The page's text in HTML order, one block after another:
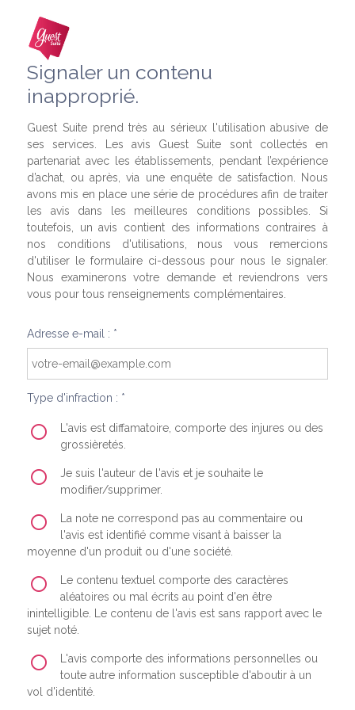
Signaler un contenu
inapproprié.
Guest Suite prend très au sérieux l'utilisation abusive de
ses services. Les avis Guest Suite sont collectés en
partenariat avec les établissements, pendant l’expérience
d’achat, ou après, via une enquête de satisfaction. Nous
avons mis en place une série de procédures afin de traiter
les avis dans les meilleures conditions possibles. Si
toutefois, un avis contient des informations contraires à
nos conditions d'utilisations, nous vous remercions
d'utiliser le formulaire ci-dessous pour nous le signaler.
Nous examinerons votre demande et reviendrons vers
vous pour tous renseignements complémentaires.
Adresse e-mail : *
Type d'infraction : *
L'avis est diffamatoire, comporte des injures ou des
grossièretés.
Je suis l'auteur de l'avis et je souhaite le
modifier/supprimer.
La note ne correspond pas au commentaire ou
l'avis est identifié comme visant à baisser la
moyenne d'un produit ou d'une société.
Le contenu textuel comporte des caractères
aléatoires ou mal écrits au point d'en être
inintelligible. Le contenu de l'avis est sans rapport avec le
sujet noté.
L'avis comporte des informations personnelles ou
toute autre information susceptible d'aboutir à un
vol d'identité.